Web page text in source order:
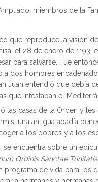
miembros de la
que reproduce la visión
el 28 de enero de
para salvarse. Fue
a dos hombres
Juan entendió que debía
que infestaban el
las casas de la Orden y
una antigua abadía
a los pobres y a los
encuentra sobre un
Ordinis Sanctae
programa de vida para los